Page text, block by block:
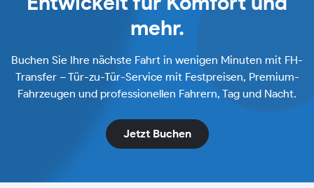
mehr.
Buchen Sie Ihre nächste Fahrt in wenigen Minuten mit FH-
Transfer – Tür-zu-Tür-Service mit Festpreisen, Premium-
Fahrzeugen und professionellen Fahrern, Tag und Nacht.
Jetzt Buchen